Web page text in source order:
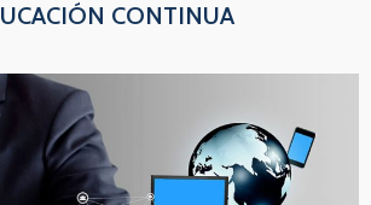
CONTINUA